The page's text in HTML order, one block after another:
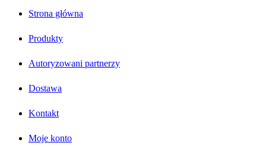
Strona główna
Produkty
Autoryzowani partnerzy
Dostawa
Kontakt
Moje konto